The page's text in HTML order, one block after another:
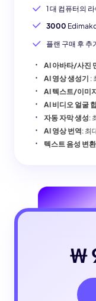
1 대 컴퓨터의
3000
플랜 구매 후 추
AI 아바타/사진
AI 영상 생성기 :
AI 텍스트/이미
AI 비디오 얼굴
자동 자막 생성:
AI 영상 번역: 최
텍스트 음성 변환
₩